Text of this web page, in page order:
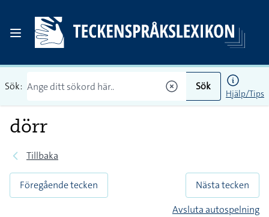
Sök: Sök
Hjälp/Tips
dörr
Tillbaka
Föregående tecken
Nästa tecken
Avsluta autospelning